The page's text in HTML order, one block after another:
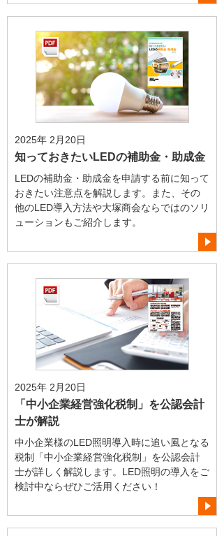
2025年 2月20日
知っておきたいLEDの補助金・助成金
LEDの補助金・助成金を申請する前に知って
おきたい注意点を解説します。また、その
他のLED導入方法や大塚商会ならではのソリ
ューションもご紹介します。
2025年 2月20日
「中小企業経営強化税制」を公認会計
士が解説
中小企業様のLED照明導入時に追い風となる
税制「中小企業経営強化税制」を公認会計
士が詳しく解説します。LED照明の導入をご
検討中ならぜひご活用ください！